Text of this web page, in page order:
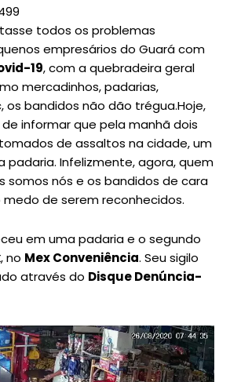
todos os problemas
empresários do Guará com
19, com a quebradeira geral
mercadinhos, padarias,
os bandidos não dão trégua.Hoje,
informar que pela manhã dois
de assaltos na cidade, um
padaria. Infelizmente, agora, quem
somos nós e os bandidos de cara
medo de serem reconhecidos.
em uma padaria e o segundo
, no Mex Conveniência. Seu sigilo
através do Disque Denúncia-